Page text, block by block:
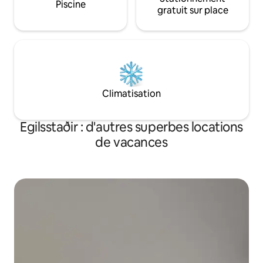
Piscine
gratuit sur place
Climatisation
Egilsstaðir : d'autres superbes locations
de vacances